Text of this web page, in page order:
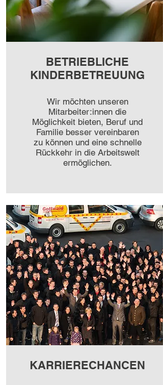
BETRIEBLICHE
KINDERBETREUUNG
Wir möchten unseren
Mitarbeiter:innen die
Möglichkeit bieten, Beruf und
Familie besser vereinbaren
zu können und eine schnelle
Rückkehr in die Arbeitswelt
ermöglichen.
KARRIERECHANCEN